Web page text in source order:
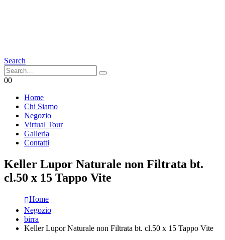
Search
00
Home
Chi Siamo
Negozio
Virtual Tour
Galleria
Contatti
Keller Lupor Naturale non Filtrata bt.
cl.50 x 15 Tappo Vite
Home
Negozio
birra
Keller Lupor Naturale non Filtrata bt. cl.50 x 15 Tappo Vite